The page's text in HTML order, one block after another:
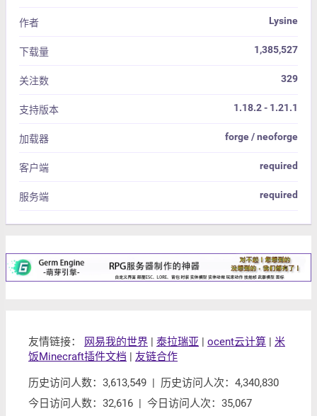
作者 Lysine
下载量 1,385,527
关注数 329
支持版本 1.18.2 - 1.21.1
加载器 forge / neoforge
客户端 required
服务端 required
友情链接： 网易我的世界 | 泰拉瑞亚 | ocent云计算 | 米
饭Minecraft插件文档 | 友链合作
历史访问人数：3,613,549 | 历史访问人次：4,340,830
今日访问人数：32,616 | 今日访问人次：35,067